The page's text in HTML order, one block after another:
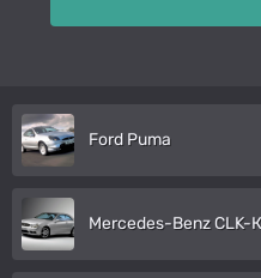
Ford Puma
Mercedes-Benz CLK-